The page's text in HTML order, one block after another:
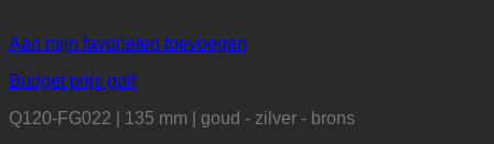
Aan mijn favorieten toevoegen
Budget prijs golf
Q120-FG022 | 135 mm | goud - zilver - brons